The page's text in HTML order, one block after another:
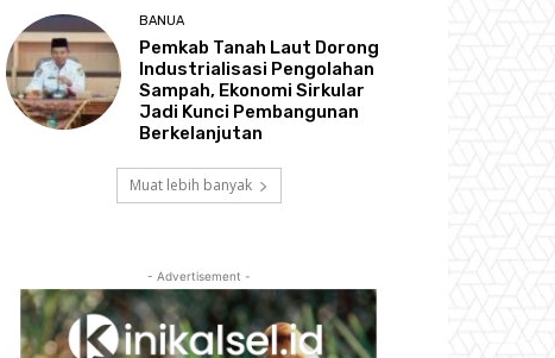
BANUA
Pemkab Tanah Laut Dorong
Industrialisasi Pengolahan
Sampah, Ekonomi Sirkular
Jadi Kunci Pembangunan
Berkelanjutan
Muat lebih banyak
- Advertisement -